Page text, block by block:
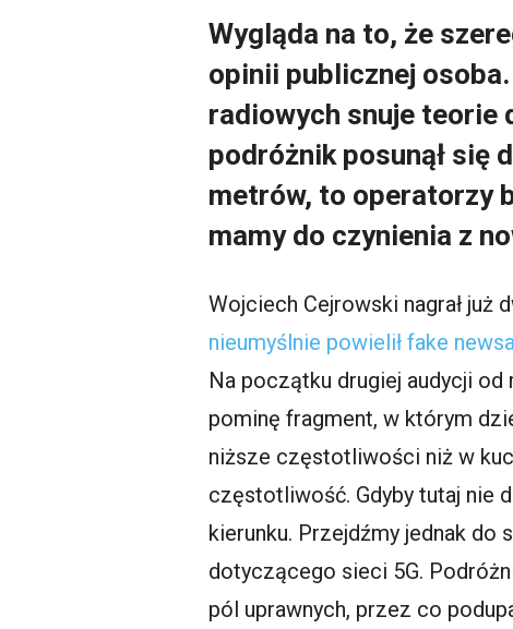
Wygląda na to, że
opinii publicznej
radiowych snuje teorie
podróżnik posunął się
metrów, to operatorzy
mamy do czynienia z
Wojciech Cejrowski nagrał już
nieumyślnie powielił fake newsa
Na początku drugiej audycji od
pominę fragment, w którym
niższe częstotliwości niż w
częstotliwość. Gdyby tutaj nie
kierunku. Przejdźmy jednak do
dotyczącego sieci 5G.
pól uprawnych, przez co